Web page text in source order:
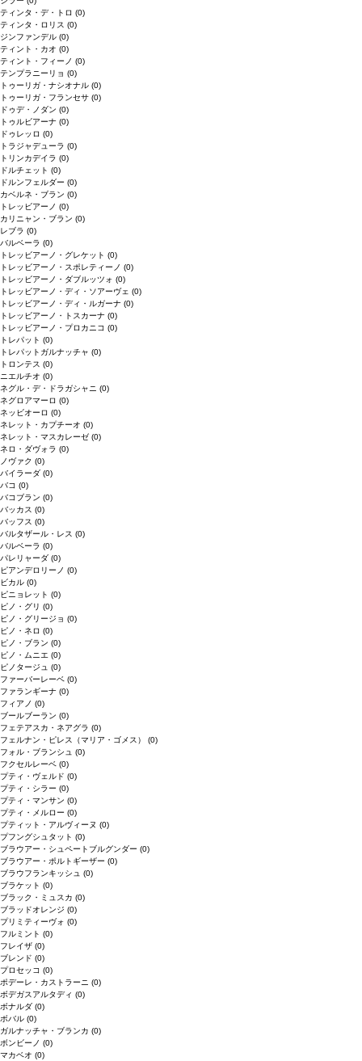
ティンタ・デ・トロ (0)
ティンタ・ロリス (0)
ジンファンデル (0)
ティント・カオ (0)
ティント・フィーノ (0)
テンプラニーリョ (0)
トゥーリガ・ナシオナル (0)
トゥーリガ・フランセサ (0)
ドゥデ・ノダン (0)
トゥルビアーナ (0)
ドゥレッロ (0)
トラジャデューラ (0)
トリンカデイラ (0)
ドルチェット (0)
ドルンフェルダー (0)
カベルネ・ブラン (0)
トレッビアーノ (0)
カリニャン・ブラン (0)
レブラ (0)
バルベーラ (0)
トレッビアーノ・グレケット (0)
トレッビアーノ・スポレティーノ (0)
トレッビアーノ・ダブルッツォ (0)
トレッビアーノ・ディ・ソアーヴェ (0)
トレッビアーノ・ディ・ルガーナ (0)
トレッビアーノ・トスカーナ (0)
トレッビアーノ・プロカニコ (0)
トレパット (0)
トレパットガルナッチャ (0)
トロンテス (0)
ニエルチオ (0)
ネグル・デ・ドラガシャニ (0)
ネグロアマーロ (0)
ネッビオーロ (0)
ネレット・カプチーオ (0)
ネレット・マスカレーゼ (0)
ネロ・ダヴォラ (0)
ノヴァク (0)
バイラーダ (0)
バコ (0)
バコブラン (0)
バッカス (0)
バッフス (0)
バルタザール・レス (0)
バルベーラ (0)
パレリャーダ (0)
ピアンデロリーノ (0)
ビカル (0)
ピニョレット (0)
ピノ・グリ (0)
ピノ・グリージョ (0)
ピノ・ネロ (0)
ピノ・ブラン (0)
ピノ・ムニエ (0)
ピノタージュ (0)
ファーバーレーベ (0)
ファランギーナ (0)
フィアノ (0)
ブールブーラン (0)
フェテアスカ・ネアグラ (0)
フェルナン・ピレス（マリア・ゴメス） (0)
フォル・ブランシュ (0)
フクセルレーベ (0)
プティ・ヴェルド (0)
プティ・シラー (0)
プティ・マンサン (0)
プティ・メルロー (0)
プティット・アルヴィーヌ (0)
プフングシュタット (0)
ブラウアー・シュペートブルグンダー (0)
ブラウアー・ポルトギーザー (0)
ブラウフランキッシュ (0)
ブラケット (0)
ブラック・ミュスカ (0)
ブラッドオレンジ (0)
プリミティーヴォ (0)
フルミント (0)
フレイザ (0)
ブレンド (0)
プロセッコ (0)
ポデーレ・カストラーニ (0)
ボデガスアルタディ (0)
ボナルダ (0)
ボバル (0)
ガルナッチャ・ブランカ (0)
ボンビーノ (0)
マカベオ (0)